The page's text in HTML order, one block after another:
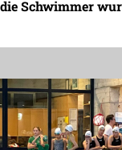
Schwimmer